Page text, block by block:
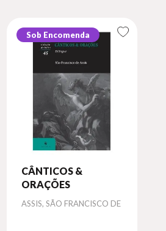
Sob Encomenda
CÂNTICOS &
ORAÇÕES
Autor
ASSIS, SÃO FRANCISCO DE